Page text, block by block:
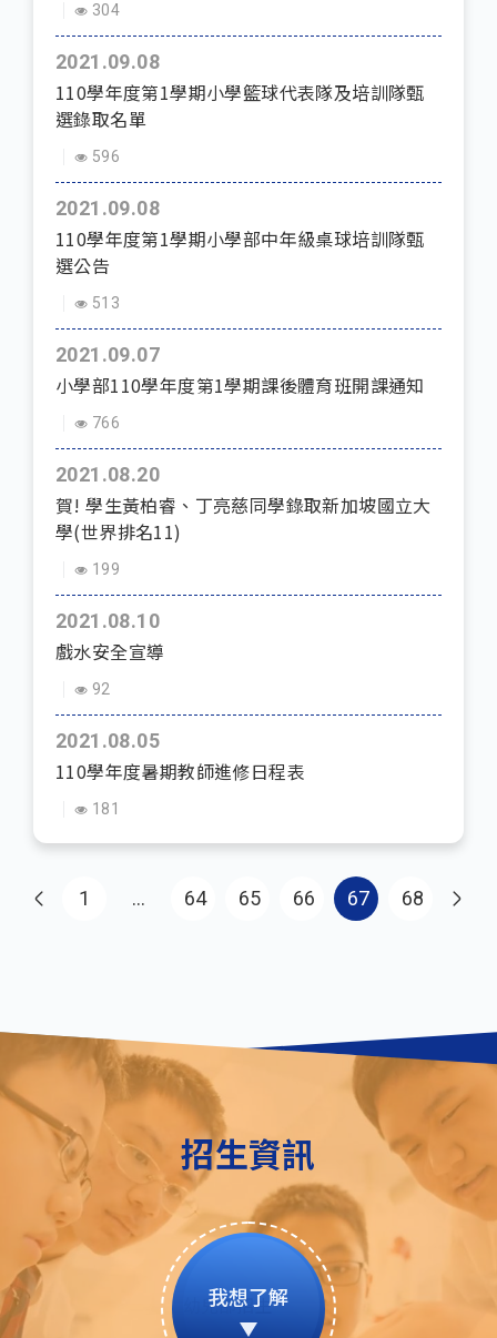
304
2021.09.08
110學年度第1學期小學籃球代表隊及培訓隊甄
選錄取名單
596
2021.09.08
110學年度第1學期小學部中年級桌球培訓隊甄
選公告
513
2021.09.07
小學部110學年度第1學期課後體育班開課通知
766
2021.08.20
賀! 學生黃柏睿、丁亮慈同學錄取新加坡國立大
學(世界排名11)
199
2021.08.10
戲水安全宣導
92
2021.08.05
110學年度暑期教師進修日程表
181
Pagination
1 First page
… 64 65 66 67 68
招生資訊
我想了解